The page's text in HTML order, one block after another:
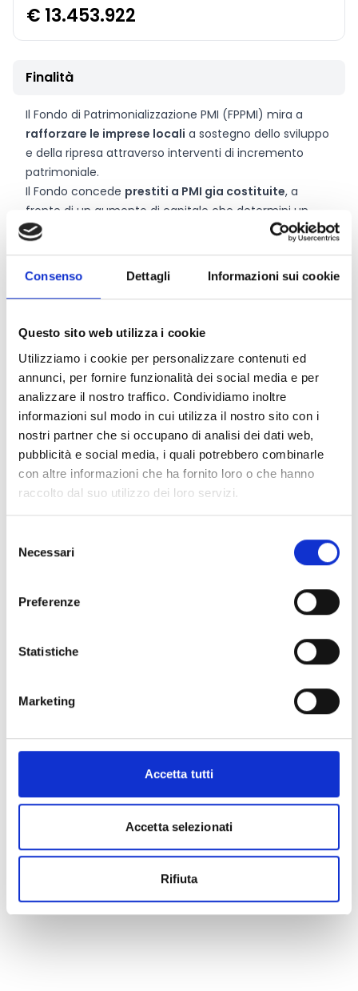
Consenso Dettagli Informazioni sui cookie
Questo sito web utilizza i cookie
Utilizziamo i cookie per personalizzare contenuti ed
annunci, per fornire funzionalità dei social media e per
analizzare il nostro traffico. Condividiamo inoltre
informazioni sul modo in cui utilizza il nostro sito con i
nostri partner che si occupano di analisi dei dati web,
pubblicità e social media, i quali potrebbero combinarle
con altre informazioni che ha fornito loro o che hanno
raccolto dal suo utilizzo dei loro servizi.
delNecessari
Preferenze
Statistiche
Marketing
Accetta tutti
Accetta selezionati
Rifiuta
€ 13.453.922
Finalità
Il Fondo di Patrimonializzazione PMI (FPPMI) mira a
rafforzare le imprese locali a sostegno dello sviluppo
e della ripresa attraverso interventi di incremento
patrimoniale.
Il Fondo concede prestiti a PMI gia costituite, a
fronte di un aumento di capitale che determini un
ingresso di risorse finanziarie nell'impresa e che sia
Conosci Obiettivo Europa?
Prova gratis